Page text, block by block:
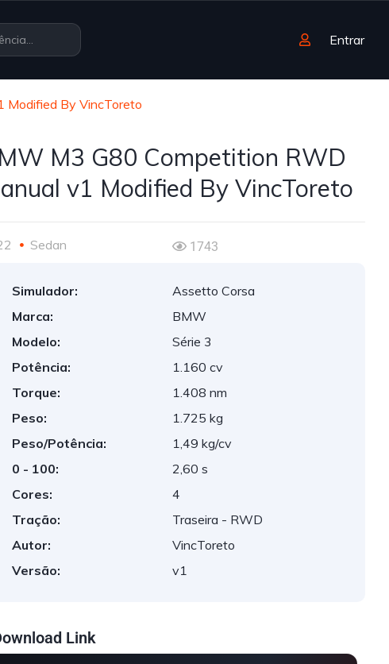
Entrar
Modified By VincToreto
M3 G80 Competition RWD
v1 Modified By VincToreto
Sedan 1743
Simulador:
Assetto Corsa
Marca:
BMW
Modelo:
Série 3
Potência:
1.160 cv
Torque:
1.408 nm
Peso:
1.725 kg
Peso/Potência:
1,49 kg/cv
0 - 100:
2,60 s
Cores:
4
Tração:
Traseira - RWD
Autor:
VincToreto
Versão:
v1
Link